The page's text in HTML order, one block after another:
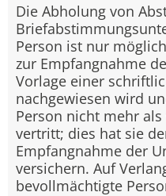
Die Abholung von
Person ist nur
zur Empfangnahme
Vorlage einer
nachgewiesen wird
Person nicht mehr
vertritt; dies hat sie
Empfangnahme der
versichern. Auf
bevollmächtigte